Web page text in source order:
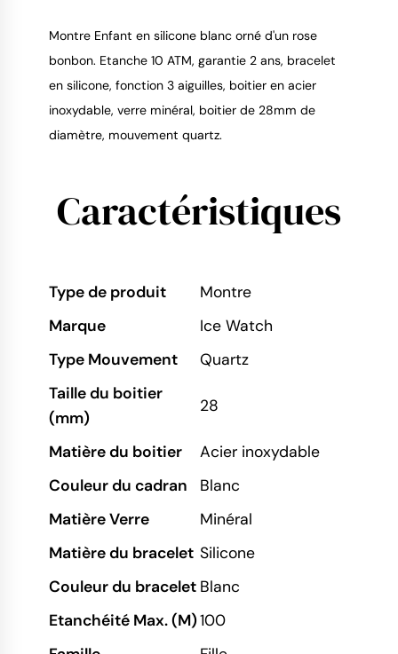
Montre Enfant en silicone blanc orné d'un rose
bonbon. Etanche 10 ATM, garantie 2 ans, bracelet
en silicone, fonction 3 aiguilles, boitier en acier
inoxydable, verre minéral, boitier de 28mm de
diamètre, mouvement quartz.
Caractéristiques
Type de produit
Montre
Marque
Ice Watch
Type Mouvement
Quartz
Taille du boitier
(mm)
28
Matière du boitier
Acier inoxydable
Couleur du cadran
Blanc
Matière Verre
Minéral
Matière du bracelet Silicone
Couleur du bracelet Blanc
Etanchéité Max. (M)100